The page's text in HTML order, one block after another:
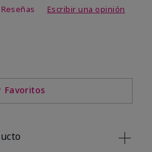
de 4,7 de 5Escribir una opinión
Favoritos